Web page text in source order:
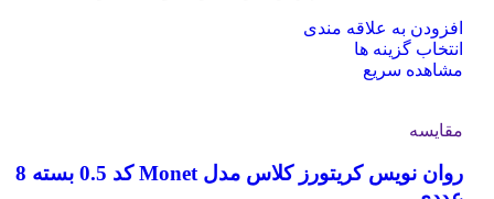
افزودن به علاقه مندی
انتخاب گزینه ها
باشد.
مشاهده سریع
مقایسه
روان نویس کریتورز کلاس مدل Monet کد 0.5 بسته 8